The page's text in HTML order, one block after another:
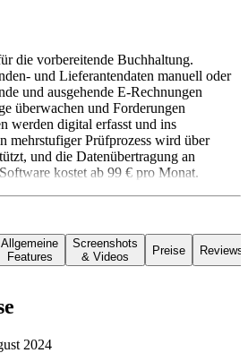
die vorbereitende Buchhaltung.
und Lieferantendaten manuell oder
und ausgehende E-Rechnungen
überwachen und Forderungen
werden digital erfasst und ins
mehrstufiger Prüfprozess wird über
und die Datenübertragung an
kostet ab 99 € pro Monat.
Allgemeine
Features
Screenshots
& Videos
Preise Reviews
2024